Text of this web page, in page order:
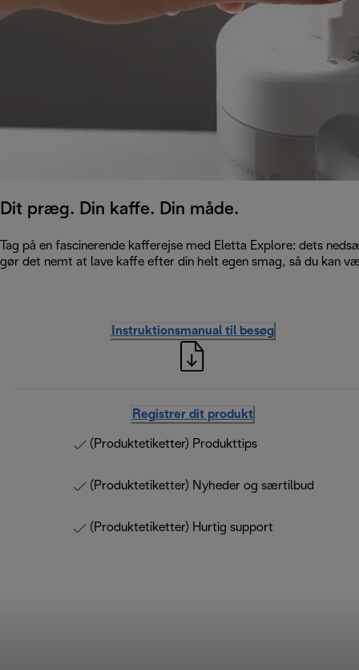
Dit præg. Din kaffe. Din måde.
Tag på en fascinerende kafferejse med Eletta Explore: dets
gør det nemt at lave kaffe efter din helt egen smag, så du kan
Instruktionsmanual til besøg
Registrer dit produkt
(Produktetiketter) Produkttips
(Produktetiketter) Nyheder og særtilbud
(Produktetiketter) Hurtig support